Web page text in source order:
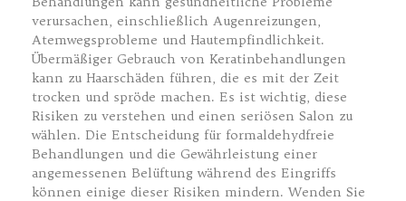
verursachen, einschließlich Augenreizungen,
Atemwegsprobleme und Hautempfindlichkeit.
Übermäßiger Gebrauch von Keratinbehandlungen
kann zu Haarschäden führen, die es mit der Zeit
trocken und spröde machen. Es ist wichtig, diese
Risiken zu verstehen und einen seriösen Salon zu
wählen. Die Entscheidung für formaldehydfreie
Behandlungen und die Gewährleistung einer
angemessenen Belüftung während des Eingriffs
können einige dieser Risiken mindern. Wenden Sie